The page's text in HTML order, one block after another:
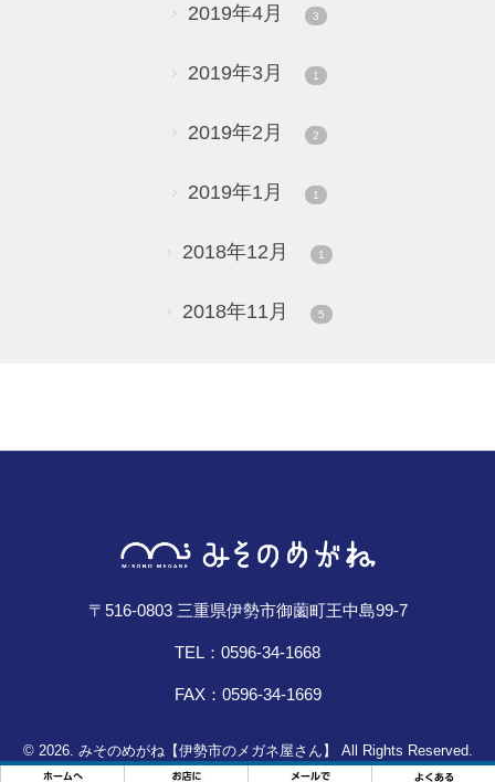
2019年4月 3
2019年3月 1
2019年2月 2
2019年1月 1
2018年12月 1
2018年11月 5
〒516-0803 三重県伊勢市御薗町王中島99-7
TEL：0596-34-1668
FAX：0596-34-1669
© 2026. みそのめがね【伊勢市のメガネ屋さん】 All Rights Reserved.